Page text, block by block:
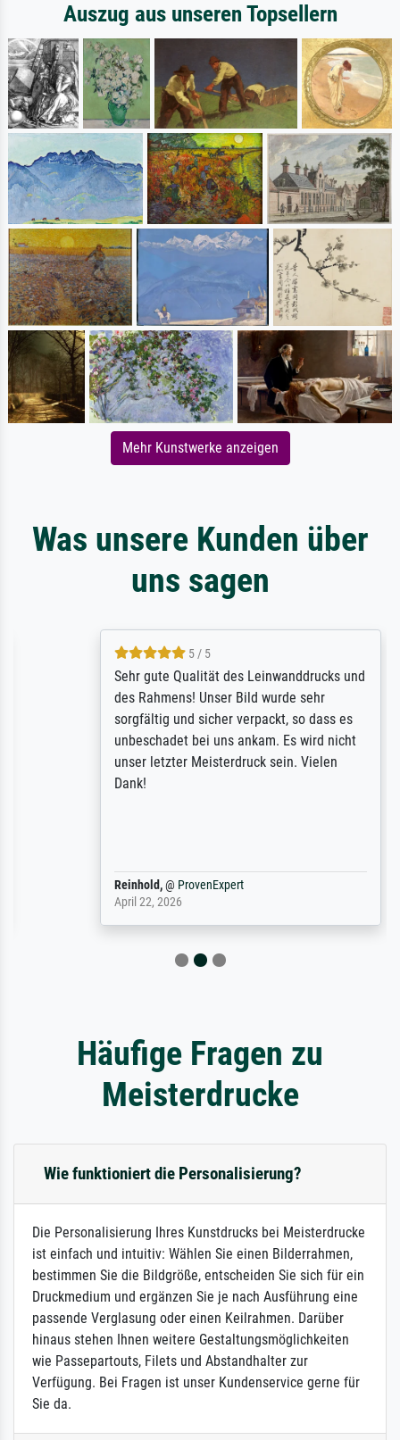
Auszug aus unseren Topsellern
Mehr Kunstwerke anzeigen
Was unsere Kunden über
uns sagen
5 / 5
Sehr gute Qualität des Leinwanddrucks und
des Rahmens! Unser Bild wurde sehr
sorgfältig und sicher verpackt, so dass es
unbeschadet bei uns ankam. Es wird nicht
unser letzter Meisterdruck sein. Vielen
Reinhold,@ProvenExpert
April 22, 2026
Häufige Fragen zu
Meisterdrucke
Wie funktioniert die Personalisierung?
Die Personalisierung Ihres Kunstdrucks bei Meisterdrucke
ist einfach und intuitiv: Wählen Sie einen Bilderrahmen,
bestimmen Sie die Bildgröße, entscheiden Sie sich für ein
Druckmedium und ergänzen Sie je nach Ausführung eine
passende Verglasung oder einen Keilrahmen. Darüber
hinaus stehen Ihnen weitere Gestaltungsmöglichkeiten
wie Passepartouts, Filets und Abstandhalter zur
Verfügung. Bei Fragen ist unser Kundenservice gerne für
Sie da.